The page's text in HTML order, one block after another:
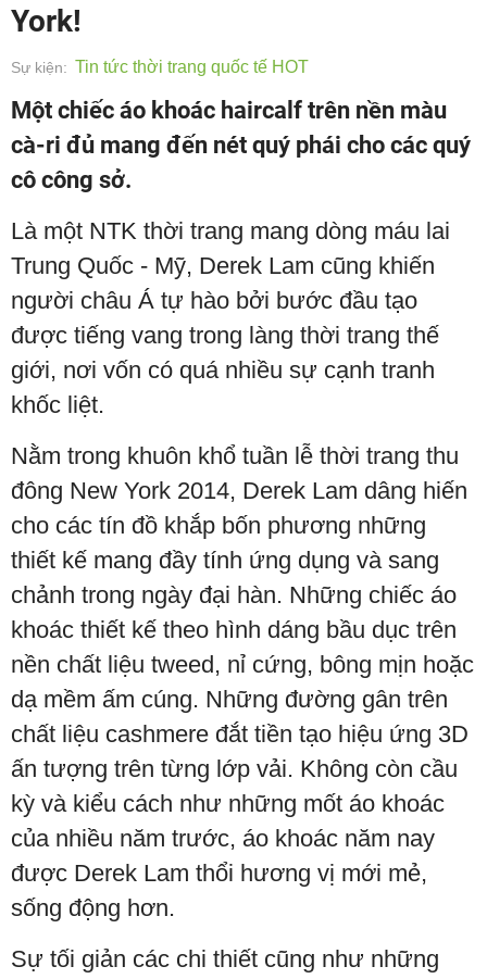
York!
Sự kiện: Tin tức thời trang quốc tế HOT
Một chiếc áo khoác haircalf trên nền màu
cà-ri đủ mang đến nét quý phái cho các quý
cô công sở.
Là một NTK thời trang mang dòng máu lai
Trung Quốc - Mỹ, Derek Lam cũng khiến
người châu Á tự hào bởi bước đầu tạo
được tiếng vang trong làng thời trang thế
giới, nơi vốn có quá nhiều sự cạnh tranh
khốc liệt.
Nằm trong khuôn khổ tuần lễ thời trang thu
đông New York 2014, Derek Lam dâng hiến
cho các tín đồ khắp bốn phương những
thiết kế mang đầy tính ứng dụng và sang
chảnh trong ngày đại hàn. Những chiếc áo
khoác thiết kế theo hình dáng bầu dục trên
nền chất liệu tweed, nỉ cứng, bông mịn hoặc
dạ mềm ấm cúng. Những đường gân trên
chất liệu cashmere đắt tiền tạo hiệu ứng 3D
ấn tượng trên từng lớp vải. Không còn cầu
kỳ và kiểu cách như những mốt áo khoác
của nhiều năm trước, áo khoác năm nay
được Derek Lam thổi hương vị mới mẻ,
sống động hơn.
Sự tối giản các chi thiết cũng như những